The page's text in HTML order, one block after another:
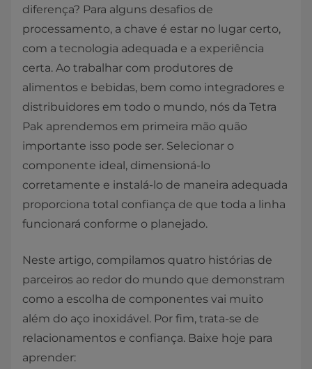
diferença? Para alguns desafios de
processamento, a chave é estar no lugar certo,
com a tecnologia adequada e a experiência
certa. Ao trabalhar com produtores de
alimentos e bebidas, bem como integradores e
distribuidores em todo o mundo, nós da Tetra
Pak aprendemos em primeira mão quão
importante isso pode ser. Selecionar o
componente ideal, dimensioná-lo
corretamente e instalá-lo de maneira adequada
proporciona total confiança de que toda a linha
funcionará conforme o planejado.
Neste artigo, compilamos quatro histórias de
parceiros ao redor do mundo que demonstram
como a escolha de componentes vai muito
além do aço inoxidável. Por fim, trata-se de
relacionamentos e confiança. Baixe hoje para
aprender: